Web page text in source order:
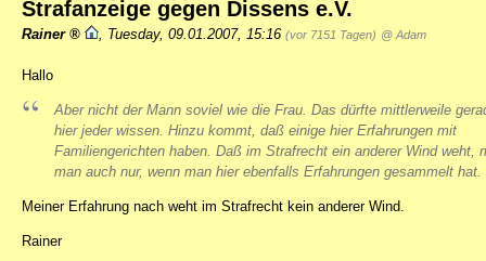
Strafanzeige gegen Dissens e.V.
Rainer Tuesday, 09.01.2007, 15:16 (vor 7151 Tagen) @ Adam
Hallo
Aber nicht der Mann soviel wie die Frau. Das dürfte mittlerweile
hier jeder wissen. Hinzu kommt, daß einige hier Erfahrungen mit
Familiengerichten haben. Daß im Strafrecht ein anderer Wind weht,
man auch nur, wenn man hier ebenfalls Erfahrungen gesammelt hat.
Meiner Erfahrung nach weht im Strafrecht kein anderer Wind.
Rainer